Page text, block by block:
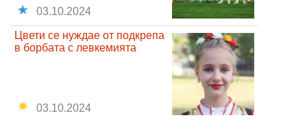
03.10.2024
Цвети се нуждае от подкрепа
в борбата с левкемията
03.10.2024